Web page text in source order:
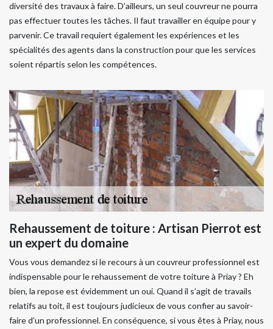
diversité des travaux à faire. D’ailleurs, un seul couvreur ne pourra
pas effectuer toutes les tâches. Il faut travailler en équipe pour y
parvenir. Ce travail requiert également les expériences et les
spécialités des agents dans la construction pour que les services
soient répartis selon les compétences.
Rehaussement de toiture : Artisan Pierrot est
un expert du domaine
Vous vous demandez si le recours à un couvreur professionnel est
indispensable pour le rehaussement de votre toiture à Priay ? Eh
bien, la repose est évidemment un oui. Quand il s’agit de travails
relatifs au toit, il est toujours judicieux de vous confier au savoir-
faire d’un professionnel. En conséquence, si vous êtes à Priay, nous